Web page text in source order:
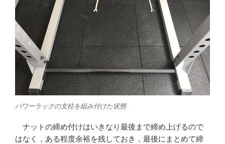
パワーラックの支柱を組み付けた状態
ナットの締め付けはいきなり最後まで締め上げるので
はなく，ある程度余裕を残しておき，最後にまとめて締